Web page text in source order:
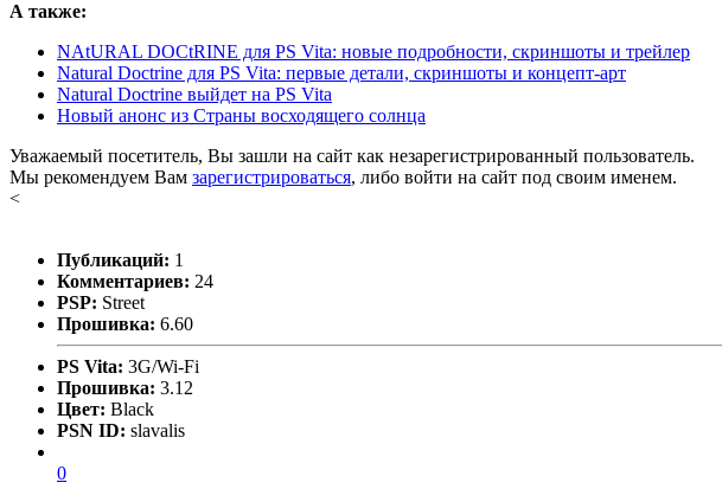
А также:
NAtURAL DOCtRINE для PS Vita: новые подробности, скриншоты и трейлер
Natural Doctrine для PS Vita: первые детали, скриншоты и концепт-арт
Natural Doctrine выйдет на PS Vita
Новый анонс из Страны восходящего солнца
Уважаемый посетитель, Вы зашли на сайт как незарегистрированный пользователь.
Мы рекомендуем Вам зарегистрироваться, либо войти на сайт под своим именем.
<
Публикаций: 1
Комментариев: 24
PSP: Street
Прошивка: 6.60
PS Vita: 3G/Wi-Fi
Прошивка: 3.12
Цвет: Black
PSN ID: slavalis
0